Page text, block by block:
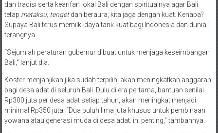
dan tradisi serta kearifan lokal Bali dengan spiritualnya agar Bali
tetap metaksu, tengetdan beraura, kita jaga dengan kuat. Kenapa?
Supaya Bali terus memilki daya tarik kuat bagi Indonesia dan dunia,“
terangnya.
“Sejumlah peraturan gubernur dibuat untuk menjaga keseimbangan
Bali,” lanjut dia.
Koster menjanjikan jika sudah terpilih, akan meningkatkan anggaran
bagi desa adat di seluruh Bali. Dulu di era pertama, bantuan senilai
Rp300 juta per desa adat setiap tahun, akan meningkat menjadi
minimal Rp350 juta. “Dua puluh lima juta khusus untuk pembinaan
yowana atau generasi muda di desa adat. ini penting,” tambahnya.